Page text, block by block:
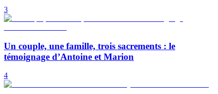
3
Un couple, une famille, trois sacrements : le
témoignage d’Antoine et Marion
4